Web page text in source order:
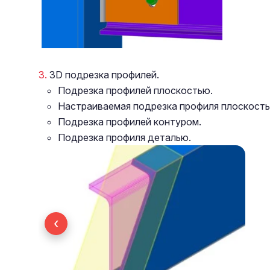
3D подрезка профилей.
Подрезка профилей плоскостью.
Настраиваемая подрезка профиля
Подрезка профилей контуром.
Подрезка профиля деталью.
‹